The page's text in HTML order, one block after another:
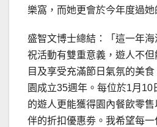
樂窩，而她更會於今年度過她
盛智文博士總結：「這一年
祝活動有雙重意義，遊人不
目及享受充滿節日氣氛的美
園成立35週年。每位於1月
的遊人更能獲得園內餐飲零
伴的折扣優惠劵。我希望每